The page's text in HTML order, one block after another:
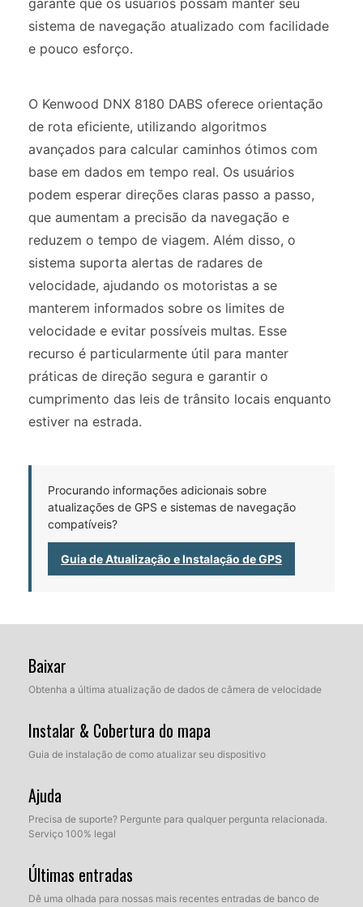
garante que os usuários possam manter seu
sistema de navegação atualizado com facilidade
e pouco esforço.
O Kenwood DNX 8180 DABS oferece orientação
de rota eficiente, utilizando algoritmos
avançados para calcular caminhos ótimos com
base em dados em tempo real. Os usuários
podem esperar direções claras passo a passo,
que aumentam a precisão da navegação e
reduzem o tempo de viagem. Além disso, o
sistema suporta alertas de radares de
velocidade, ajudando os motoristas a se
manterem informados sobre os limites de
velocidade e evitar possíveis multas. Esse
recurso é particularmente útil para manter
práticas de direção segura e garantir o
cumprimento das leis de trânsito locais enquanto
estiver na estrada.
Procurando informações adicionais sobre
atualizações de GPS e sistemas de navegação
compatíveis?
Guia de Atualização e Instalação de GPS
Baixar
Obtenha a última atualização de dados de câmera de velocidade
Instalar & Cobertura do mapa
Guia de instalação de como atualizar seu dispositivo
Ajuda
Precisa de suporte? Pergunte para qualquer pergunta relacionada.
Serviço 100% legal
Últimas entradas
Dê uma olhada para nossas mais recentes entradas de banco de